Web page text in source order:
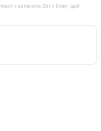
і натисніть Ctrl + Enter, щоб